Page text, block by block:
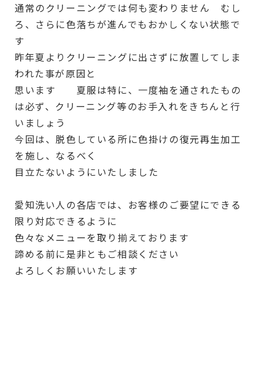
通常のクリーニングでは何も変わりません むし
ろ、さらに色落ちが進んでもおかしくない状態で
す
昨年夏よりクリーニングに出さずに放置してしま
われた事が原因と
思います 夏服は特に、一度袖を通されたもの
は必ず、クリーニング等のお手入れをきちんと行
いましょう
今回は、脱色している所に色掛けの復元再生加工
を施し、なるべく
目立たないようにいたしました
愛知洗い人の各店では、お客様のご要望にできる
限り対応できるように
色々なメニューを取り揃えております
諦める前に是非ともご相談ください
よろしくお願いいたします